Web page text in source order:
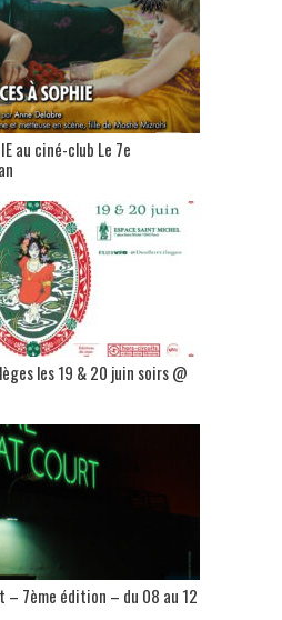
au ciné-club Le 7e
les 19 & 20 juin soirs @
– 7ème édition – du 08 au 12